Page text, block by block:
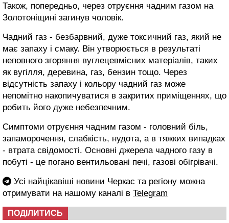
Також, попередньо, через отруєння чадним газом на
Золотоніщині загинув чоловік.
Чадний газ - безбарвний, дуже токсичний газ, який не
має запаху і смаку. Він утворюється в результаті
неповного згоряння вуглецевмісних матеріалів, таких
як вугілля, деревина, газ, бензин тощо. Через
відсутність запаху і кольору чадний газ може
непомітно накопичуватися в закритих приміщеннях, що
робить його дуже небезпечним.
Симптоми отруєння чадним газом - головний біль,
запаморочення, слабкість, нудота, а в тяжких випадках
- втрата свідомості. Основні джерела чадного газу в
побуті - це погано вентильовані печі, газові обігрівачі.
Усі найцікавіші новини Черкас та регіону можна
отримувати на нашому каналі в Telegram
ПОДІЛИТИСЬ